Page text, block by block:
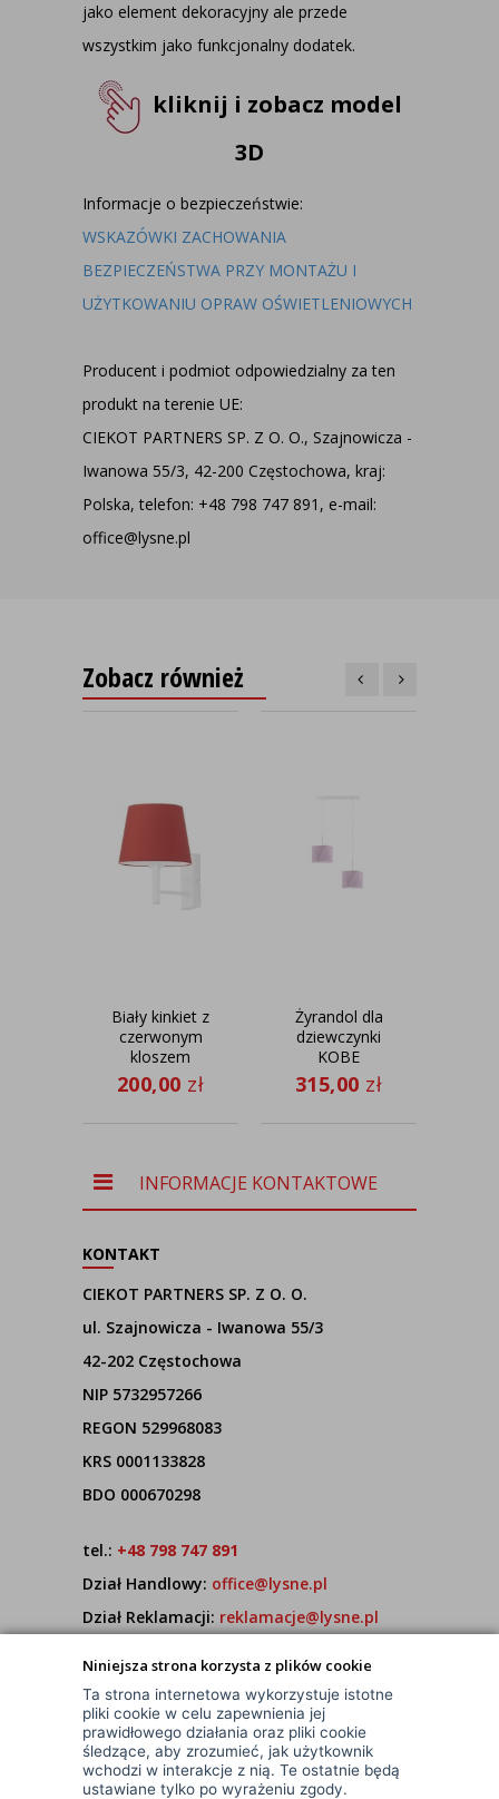
Niniejsza strona korzysta z plików cookie
Ta strona internetowa wykorzystuje istotne
pliki cookie w celu zapewnienia jej
prawidłowego działania oraz pliki cookie
śledzące, aby zrozumieć, jak użytkownik
wchodzi w interakcje z nią. Te ostatnie będą
ustawiane tylko po wyrażeniu zgody.
jako element dekoracyjny ale przede
wszystkim jako funkcjonalny dodatek.
kliknij i zobacz model
3D
Informacje o bezpieczeństwie:
WSKAZÓWKI ZACHOWANIA
BEZPIECZEŃSTWA PRZY MONTAŻU I
UŻYTKOWANIU OPRAW OŚWIETLENIOWYCH
Producent i podmiot odpowiedzialny za ten
produkt na terenie UE:
CIEKOT PARTNERS SP. Z O. O., Szajnowicza -
Iwanowa 55/3, 42-200 Częstochowa, kraj:
Polska, telefon: +48 798 747 891, e-mail:
office@lysne.pl
Zobacz również
Biały kinkiet z
czerwonym
kloszem
IZMIR
200,00 zł
Żyrandol dla
dziewczynki
KOBE
315,00 zł
INFORMACJE KONTAKTOWE
KONTAKT
CIEKOT PARTNERS SP. Z O. O.
ul. Szajnowicza - Iwanowa 55/3
42-202 Częstochowa
NIP 5732957266
REGON 529968083
KRS 0001133828
BDO 000670298
tel.: +48 798 747 891
Dział Handlowy: office@lysne.pl
Dział Reklamacji: reklamacje@lysne.pl
7:00 - 15:00